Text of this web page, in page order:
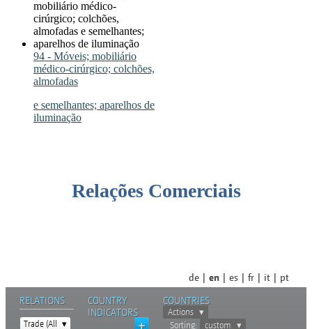
94 - Móveis; mobiliário
médico-cirúrgico; colchões,
almofadas
e semelhantes; aparelhos de
iluminação
Relações Comerciais